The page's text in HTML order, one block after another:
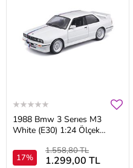
1988 Bmw 3 Serıes M3
White (E30) 1:24 Ölçek
17%
1.558,80 TL
1.299,00 TL